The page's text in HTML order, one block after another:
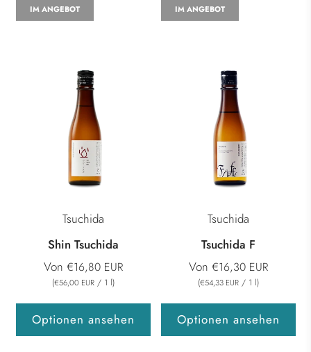
Tsuchida
Shin Tsuchida
Von €16,80 EUR
(€56,00 EUR / 1 l)
Optionen ansehen
IM ANGEBOT
Tsuchida
Tsuchida F
Von €16,30 EUR
(€54,33 EUR / 1 l)
Optionen ansehen
IM ANGEBOT